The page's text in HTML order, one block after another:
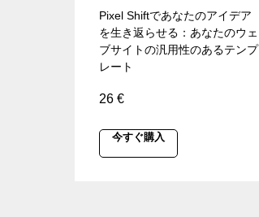
Pixel Shiftであなたのアイデア
を生き返らせる：あなたのウェ
ブサイトの汎用性のあるテンプ
レート
26 €
今すぐ購入